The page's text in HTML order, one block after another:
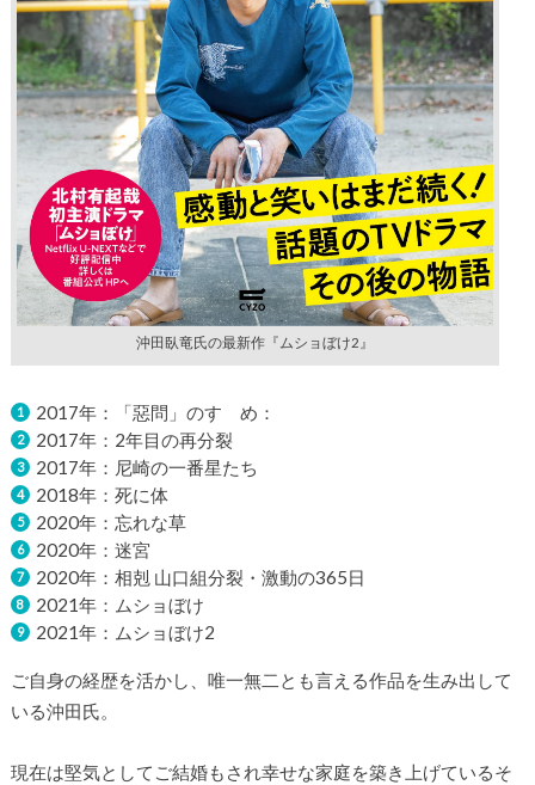
沖田臥竜氏の最新作『ムショぼけ2』
2017年：「惡問」のすゝめ：
2017年：2年目の再分裂
2017年：尼崎の一番星たち
2018年：死に体
2020年：忘れな草
2020年：迷宮
2020年：相剋 山口組分裂・激動の365日
2021年：ムショぼけ
2021年：ムショぼけ2
ご自身の経歴を活かし、唯一無二とも言える作品を生み出して
いる沖田氏。
現在は堅気としてご結婚もされ幸せな家庭を築き上げているそ